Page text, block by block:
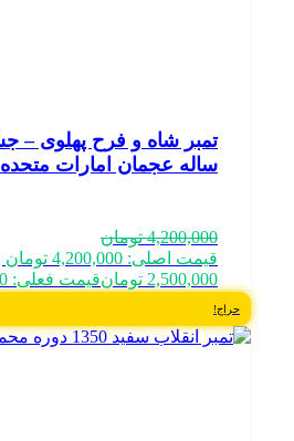
ساله عجمان امارات متحده
4,200,000 تومان
قیمت اصلی: 4,200,000 تومان بود.
2,500,000 تومانقیمت فعلی: 2,500,000 تومان.
حراج!